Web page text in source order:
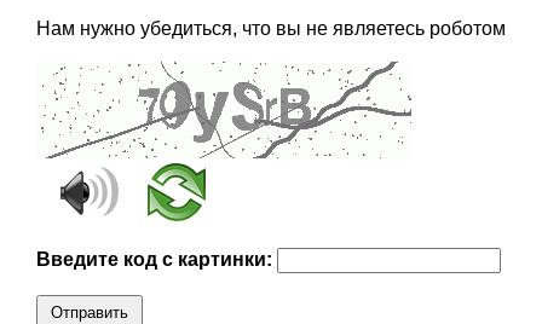
Нам нужно убедиться, что вы не являетесь роботом
Введите код с картинки:
Отправить